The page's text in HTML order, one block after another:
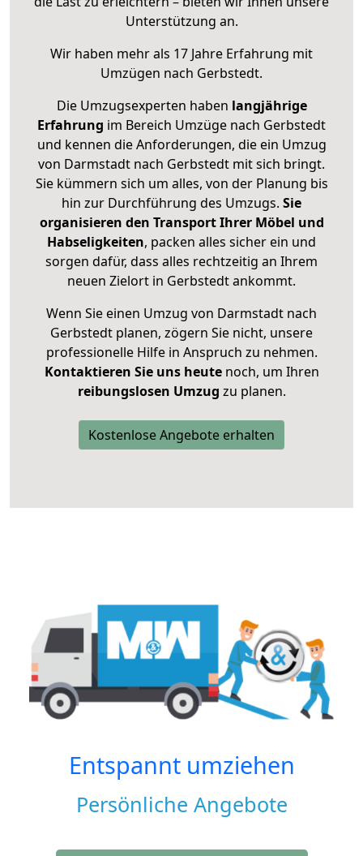
Unterstützung an.
Wir haben mehr als 17 Jahre Erfahrung mit
Umzügen nach Gerbstedt.
Die Umzugsexperten haben langjährige
Erfahrung im Bereich Umzüge nach Gerbstedt
und kennen die Anforderungen, die ein Umzug
von Darmstadt nach Gerbstedt mit sich bringt.
Sie kümmern sich um alles, von der Planung bis
hin zur Durchführung des Umzugs. Sie
organisieren den Transport Ihrer Möbel und
Habseligkeiten, packen alles sicher ein und
sorgen dafür, dass alles rechtzeitig an Ihrem
neuen Zielort in Gerbstedt ankommt.
Wenn Sie einen Umzug von Darmstadt nach
Gerbstedt planen, zögern Sie nicht, unsere
professionelle Hilfe in Anspruch zu nehmen.
Kontaktieren Sie uns heutenoch, um Ihren
reibungslosen Umzug zu planen.
Kostenlose Angebote erhalten
Entspannt umziehen
Persönliche Angebote